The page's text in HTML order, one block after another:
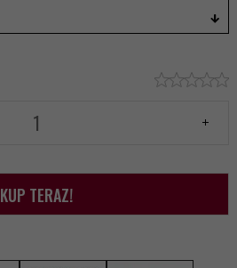
KUP TERAZ!